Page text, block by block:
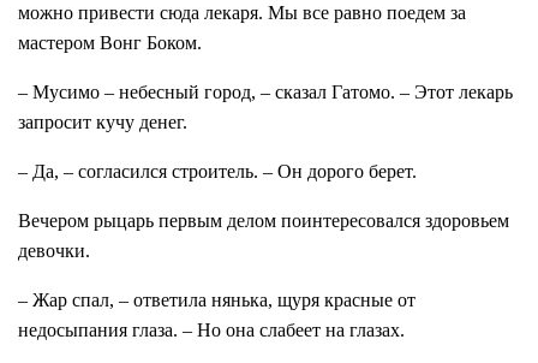
можно привести сюда лекаря. Мы все равно поедем за
мастером Вонг Боком.
– Мусимо – небесный город, – сказал Гатомо. – Этот лекарь
запросит кучу денег.
– Да, – согласился строитель. – Он дорого берет.
Вечером рыцарь первым делом поинтересовался здоровьем
девочки.
– Жар спал, – ответила нянька, щуря красные от
недосыпания глаза. – Но она слабеет на глазах.